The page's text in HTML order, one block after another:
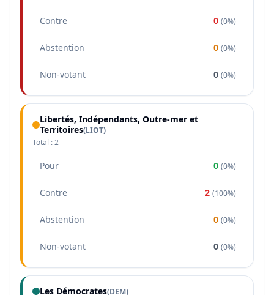
Contre 0 (0%)
Abstention 0 (0%)
Non-votant 0 (0%)
Libertés, Indépendants, Outre-mer et
Territoires(LIOT)
Total :2
Pour 0 (0%)
Contre 2 (100%)
Abstention 0 (0%)
Non-votant 0 (0%)
Les Démocrates(DEM)